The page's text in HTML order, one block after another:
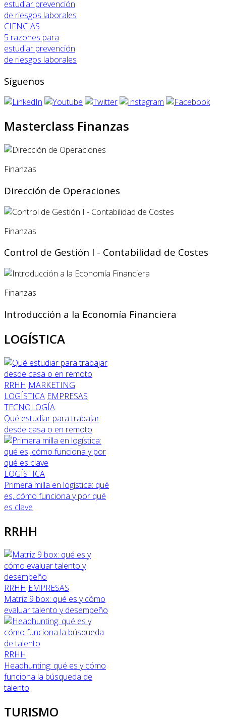
CIENCIAS
5 razones para
estudiar prevención
de riesgos laborales
Síguenos
Masterclass Finanzas
Finanzas
Dirección de Operaciones
Finanzas
Control de Gestión I - Contabilidad de Costes
Finanzas
Introducción a la Economía Financiera
LOGÍSTICA
RRHH MARKETING
LOGÍSTICA EMPRESAS
TECNOLOGÍA
Qué estudiar para trabajar
desde casa o en remoto
LOGÍSTICA
Primera milla en logística: qué
es, cómo funciona y por qué
es clave
RRHH
RRHH EMPRESAS
Matriz 9 box: qué es y cómo
evaluar talento y desempeño
RRHH
Headhunting: qué es y cómo
funciona la búsqueda de
talento
TURISMO